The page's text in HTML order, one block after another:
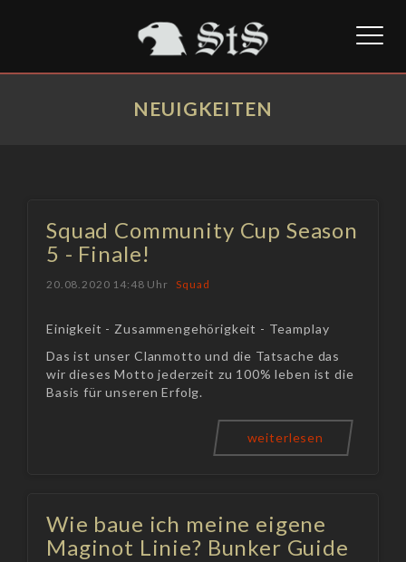
NEUIGKEITEN
Squad Community Cup Season
5 - Finale!
20.08.2020 14:48 Uhr Squad
Einigkeit - Zusammengehörigkeit - Teamplay
Das ist unser Clanmotto und die Tatsache das
wir dieses Motto jederzeit zu 100% leben ist die
Basis für unseren Erfolg.
weiterlesen
Wie baue ich meine eigene
Maginot Linie? Bunker Guide